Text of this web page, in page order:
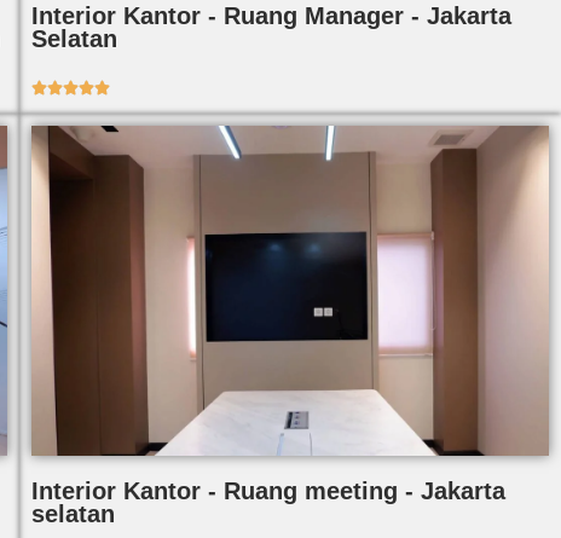
Interior Kantor - Ruang Manager - Jakarta
Selatan

Interior Kantor - Ruang meeting - Jakarta
selatan